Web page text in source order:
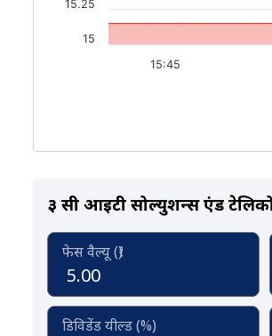
15:45
15
15.25
३ सी आईटी सोल्युशन्स एंड
फेस वैल्यू (₹)
5.00
डिविडेंड यील्ड (%)